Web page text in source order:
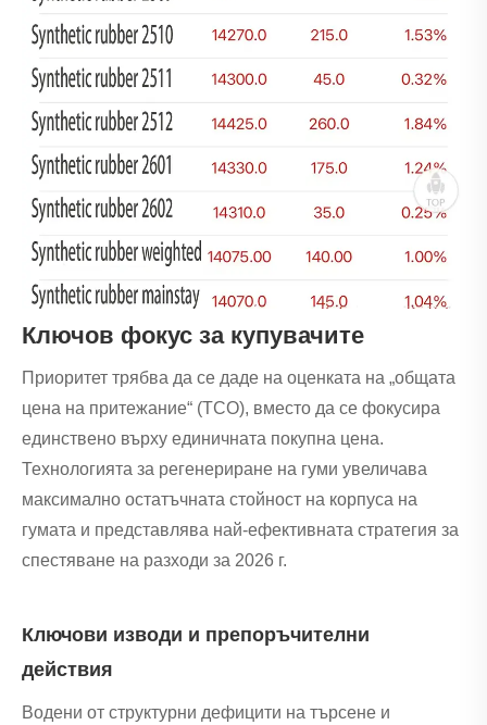
Ключов фокус за купувачите
Приоритет трябва да се даде на оценката на „общата
цена на притежание“ (TCO), вместо да се фокусира
единствено върху единичната покупна цена.
Технологията за регенериране на гуми увеличава
максимално остатъчната стойност на корпуса на
гумата и представлява най-ефективната стратегия за
спестяване на разходи за 2026 г.
Ключови изводи и препоръчителни
действия
Водени от структурни дефицити на търсене и